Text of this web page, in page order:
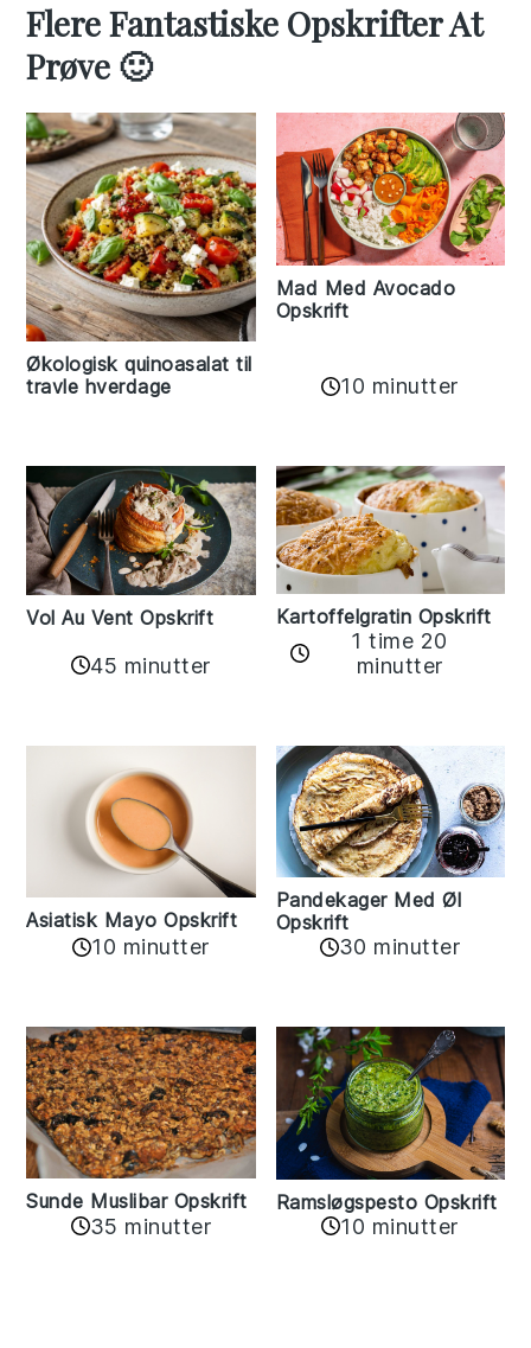
Flere Fantastiske Opskrifter At
Prøve 🙂
Økologisk quinoasalat til
travle hverdage
Mad Med Avocado
Opskrift
10 minutter
Vol Au Vent Opskrift
45 minutter
Kartoffelgratin Opskrift
1 time 20
minutter
Asiatisk Mayo Opskrift
10 minutter
Pandekager Med Øl
Opskrift
30 minutter
Sunde Muslibar Opskrift
35 minutter
Ramsløgspesto Opskrift
10 minutter